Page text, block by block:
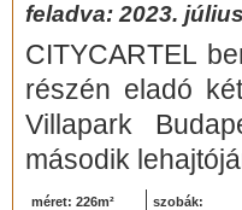
feladva: 2023.
CITYCARTEL
részén eladó
Villapark
második
méret: 226m² szobák: